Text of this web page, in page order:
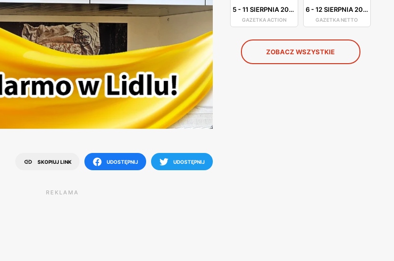
SKOPIUJ LINK UDOSTĘPNIJ UDOSTĘPNIJ
5-11 SIERPNIA 2026
GAZETKA ACTION
6-12 SIERPNIA 2026
GAZETKA NETTO
ZOBACZ WSZYSTKIE
REKLAMA